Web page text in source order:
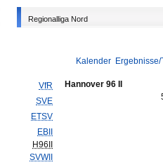
Regionalliga Nord
Kalender
VfR
SVE
ETSV
EBII
H96II
SVWII
Hannover 96 II